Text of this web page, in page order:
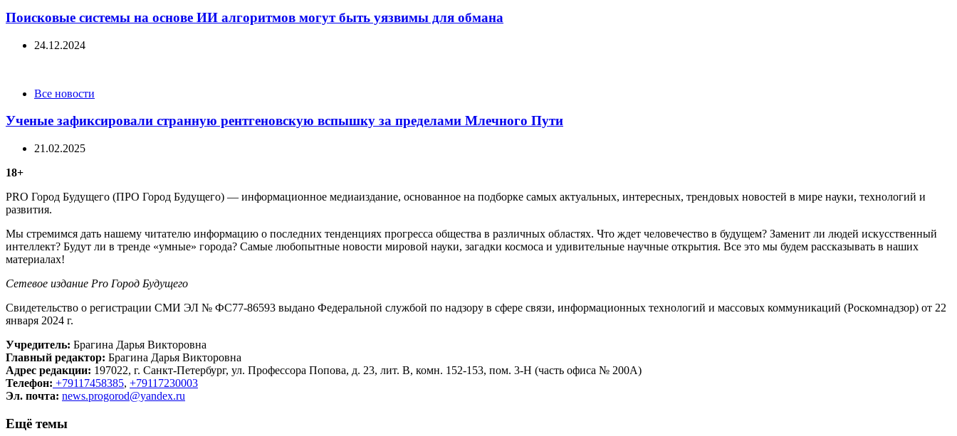
Поисковые системы на основе ИИ алгоритмов могут быть уязвимы для обмана
24.12.2024
CategoriesВсе новости
Ученые зафиксировали странную рентгеновскую вспышку за пределами Млечного Пути
21.02.2025
18+
PRO Город Будущего (ПРО Город Будущего) — информационное медиаиздание, основанное на подборке самых актуальных, интересных, трендовых новостей в мире науки, технологий и
развития.
Мы стремимся дать нашему читателю информацию о последних тенденциях прогресса общества в различных областях. Что ждет человечество в будущем? Заменит ли людей искусственный
интеллект? Будут ли в тренде «умные» города? Самые любопытные новости мировой науки, загадки космоса и удивительные научные открытия. Все это мы будем рассказывать в наших
материалах!
Сетевое издание Рrо Город Будущего
Свидетельство о регистрации СМИ ЭЛ № ФС77-86593 выдано Федеральной службой по надзору в сфере связи, информационных технологий и массовых коммуникаций (Роскомнадзор) от 22
января 2024 г.
Учредитель: Брагина Дарья Викторовна
Главный редактор: Брагина Дарья Викторовна
Адрес редакции: 197022, г. Санкт-Петербург, ул. Профессора Попова, д. 23, лит. В, комн. 152-153, пом. 3-Н (часть офиса № 200А)
Телефон: +79117458385, +79117230003
Эл. почта: news.progorod@yandex.ru
Ещё темы